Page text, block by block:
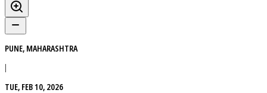
PUNE, MAHARASHTRA
|
TUE, FEB 10, 2026